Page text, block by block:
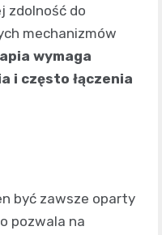
zdolność do
mechanizmów
wymaga
i często łączenia
być zawsze oparty
pozwala na